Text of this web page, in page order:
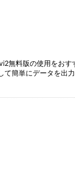
無料版の使用をおす
て簡単にデータを出